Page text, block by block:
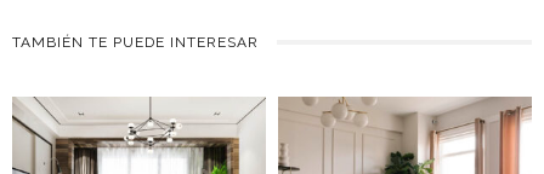
TAMBIÉN TE PUEDE INTERESAR